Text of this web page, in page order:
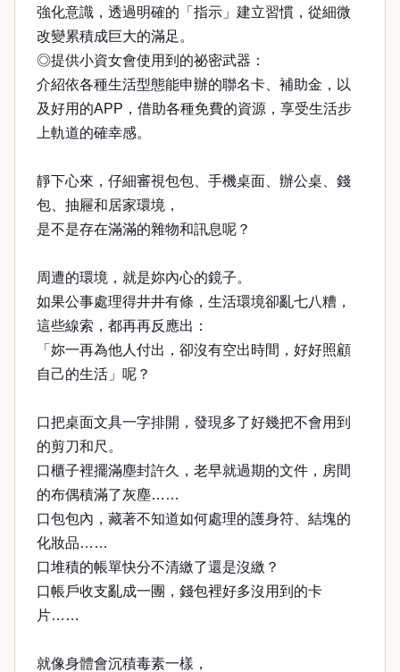
強化意識，透過明確的「指示」建立習慣，從細微
改變累積成巨大的滿足。
◎提供小資女會使用到的祕密武器：
介紹依各種生活型態能申辦的聯名卡、補助金，以
及好用的APP，借助各種免費的資源，享受生活步
上軌道的確幸感。
靜下心來，仔細審視包包、手機桌面、辦公桌、錢
包、抽屜和居家環境，
是不是存在滿滿的雜物和訊息呢？
周遭的環境，就是妳內心的鏡子。
如果公事處理得井井有條，生活環境卻亂七八糟，
這些線索，都再再反應出：
「妳一再為他人付出，卻沒有空出時間，好好照顧
自己的生活」呢？
口把桌面文具一字排開，發現多了好幾把不會用到
的剪刀和尺。
口櫃子裡擺滿塵封許久，老早就過期的文件，房間
的布偶積滿了灰塵……
口包包內，藏著不知道如何處理的護身符、結塊的
化妝品……
口堆積的帳單快分不清繳了還是沒繳？
口帳戶收支亂成一團，錢包裡好多沒用到的卡
片……
就像身體會沉積毒素一樣，